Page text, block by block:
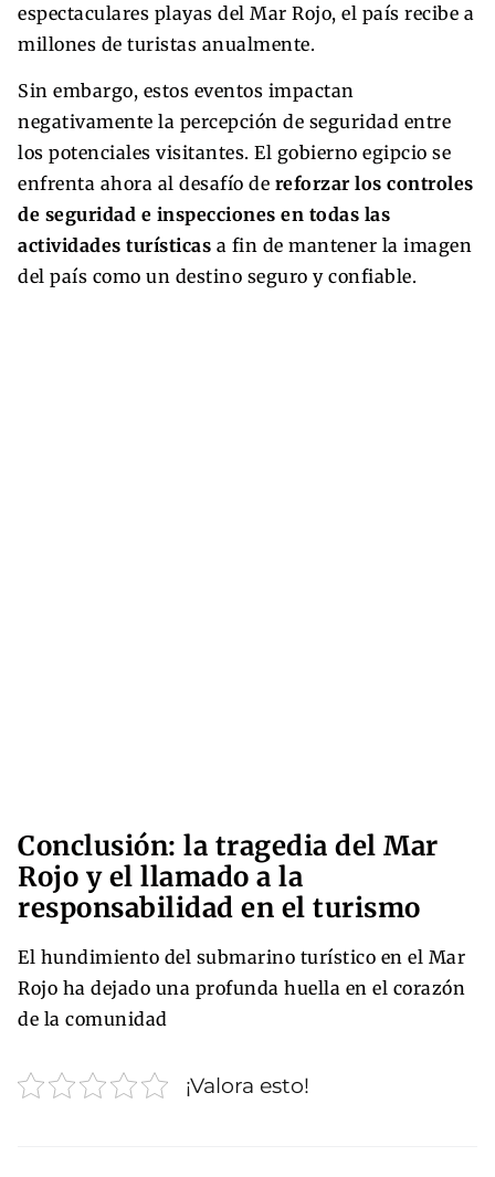
espectaculares playas del Mar Rojo, el país recibe a
millones de turistas anualmente.
Sin embargo, estos eventos impactan
negativamente la percepción de seguridad entre
los potenciales visitantes. El gobierno egipcio se
enfrenta ahora al desafío de reforzar los controles
de seguridad e inspecciones en todas las
actividades turísticas a fin de mantener la imagen
del país como un destino seguro y confiable.
Conclusión: la tragedia del Mar
Rojo y el llamado a la
responsabilidad en el turismo
El hundimiento del submarino turístico en el Mar
Rojo ha dejado una profunda huella en el corazón
de la comunidad
¡Valora esto!